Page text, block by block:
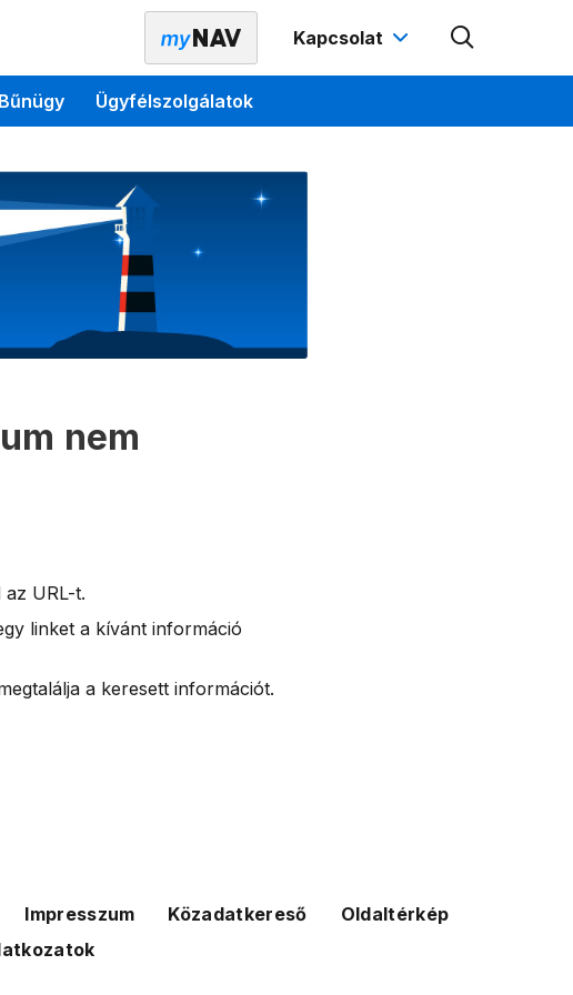
Kapcsolat
Bűnügy Ügyfélszolgálatok
nem
URL-t.
linket a kívánt információ
a keresett információt.
Impresszum Közadatkereső
Oldaltérkép